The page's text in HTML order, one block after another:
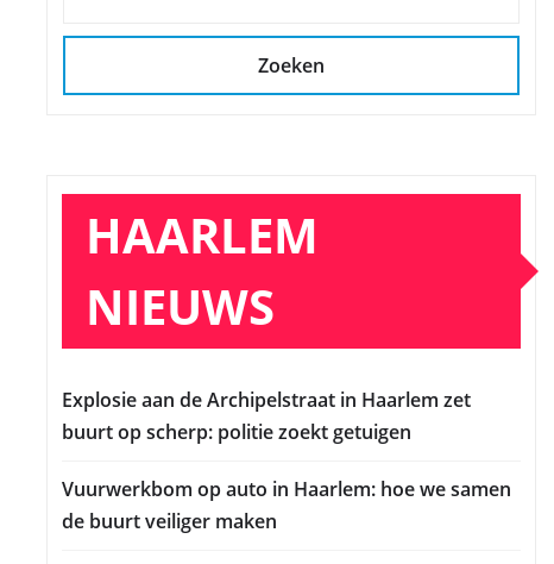
Zoeken
HAARLEM
NIEUWS
Explosie aan de Archipelstraat in Haarlem zet
buurt op scherp: politie zoekt getuigen
Vuurwerkbom op auto in Haarlem: hoe we samen
de buurt veiliger maken